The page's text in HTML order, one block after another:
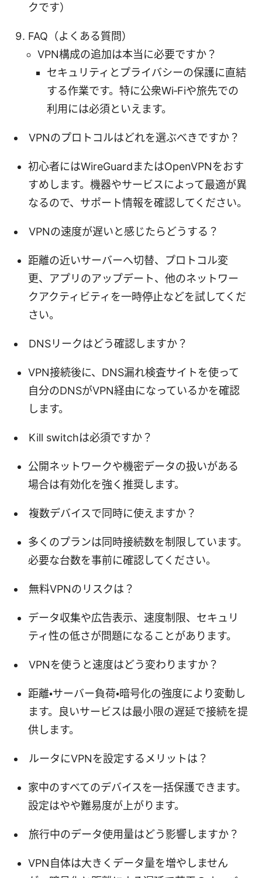
クです）
FAQ（よくある質問）
VPN構成の追加は本当に必要ですか？
セキュリティとプライバシーの保護に直結
する作業です。特に公衆Wi‑Fiや旅先での
利用には必須といえます。
VPNのプロトコルはどれを選ぶべきですか？
初心者にはWireGuardまたはOpenVPNをおす
すめします。機器やサービスによって最適が異
なるので、サポート情報を確認してください。
VPNの速度が遅いと感じたらどうする？
距離の近いサーバーへ切替、プロトコル変
更、アプリのアップデート、他のネットワー
クアクティビティを一時停止などを試してくだ
さい。
DNSリークはどう確認しますか？
VPN接続後に、DNS漏れ検査サイトを使って
自分のDNSがVPN経由になっているかを確認
します。
Kill switchは必須ですか？
公開ネットワークや機密データの扱いがある
場合は有効化を強く推奨します。
複数デバイスで同時に使えますか？
多くのプランは同時接続数を制限しています。
必要な台数を事前に確認してください。
無料VPNのリスクは？
データ収集や広告表示、速度制限、セキュリ
ティ性の低さが問題になることがあります。
VPNを使うと速度はどう変わりますか？
距離・サーバー負荷・暗号化の強度により変動し
ます。良いサービスは最小限の遅延で接続を提
供します。
ルータにVPNを設定するメリットは？
家中のすべてのデバイスを一括保護できます。
設定はやや難易度が上がります。
旅行中のデータ使用量はどう影響しますか？
VPN自体は大きくデータ量を増やしません